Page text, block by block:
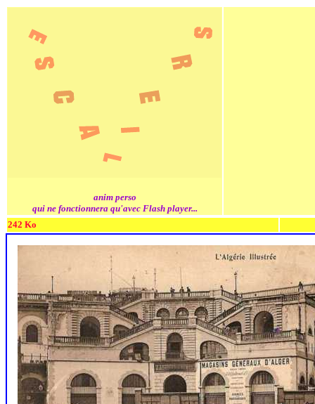
anim perso
qui ne fonctionnera qu'avec Flash player...
242 Ko